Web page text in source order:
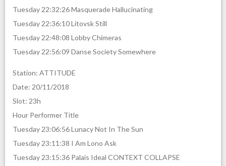
Tuesday 22:32:26 Masquerade Hallucinating
Tuesday 22:36:10 Litovsk Still
Tuesday 22:48:08 Lobby Chimeras
Tuesday 22:56:09 Danse Society Somewhere
Station: ATTITUDE
Date: 20/11/2018
Slot: 23h
Hour Performer Title
Tuesday 23:06:56 Lunacy Not In The Sun
Tuesday 23:11:38 I Am Lono Ask
Tuesday 23:15:36 Palais Ideal CONTEXT COLLAPSE